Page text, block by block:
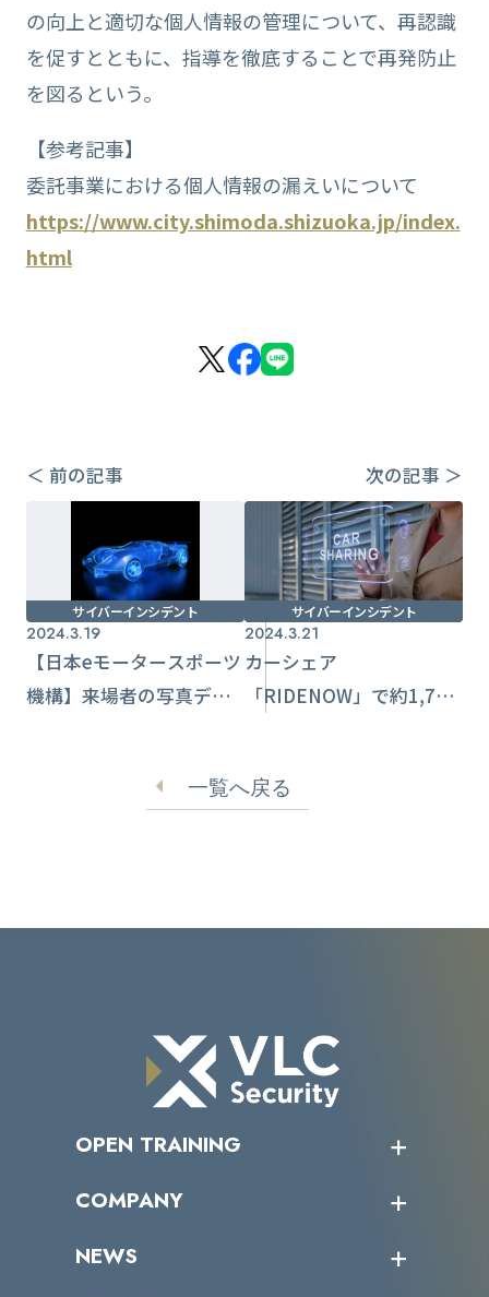
の向上と適切な個人情報の管理について、再認識
を促すとともに、指導を徹底することで再発防止
を図るという。
【参考記事】
委託事業における個人情報の漏えいについて
https://www.city.shimoda.shizuoka.jp/index.
html
＜ 前の記事 次の記事 ＞
サイバーインシデント
2024.3.19
【日本eモータースポーツ
機構】来場者の写真デー
サイバーインシデント
2024.3.21
カーシェア
「RIDENOW」で約1,700
一覧へ戻る
OPEN TRAINING
受講者の声
COMPANY
トップメッセージ
NEWS